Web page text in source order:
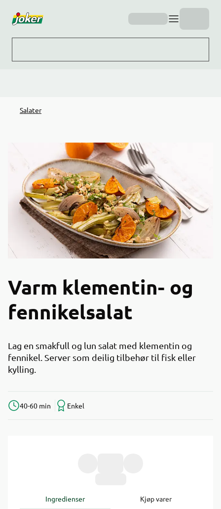
Salater
Varm klementin- og
fennikelsalat
Lag en smakfull og lun salat med klementin og
fennikel. Server som deilig tilbehør til fisk eller
kylling.
40-60 min Enkel
Ingredienser Kjøp varer